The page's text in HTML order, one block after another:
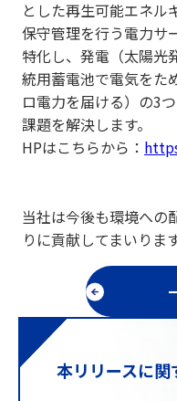
とした再生可能エネル
保守管理を行う電力サ
特化し、発電（太陽光
統用蓄電池で電気をた
ロ電力を届ける）の3
課題を解決します。
HPはこちらから：
当社は今後も環境への
りに貢献してまいります
本リリースに